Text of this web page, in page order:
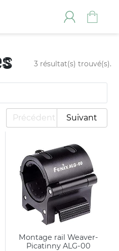
3 résultat(s) trouvé(s).
Précédent Suivant
Montage rail Weaver-
Picatinny ALG-00